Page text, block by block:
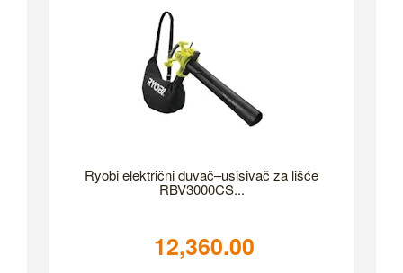
Ryobi električni duvač–usisivač za lišće
RBV3000CS...
12,360.00